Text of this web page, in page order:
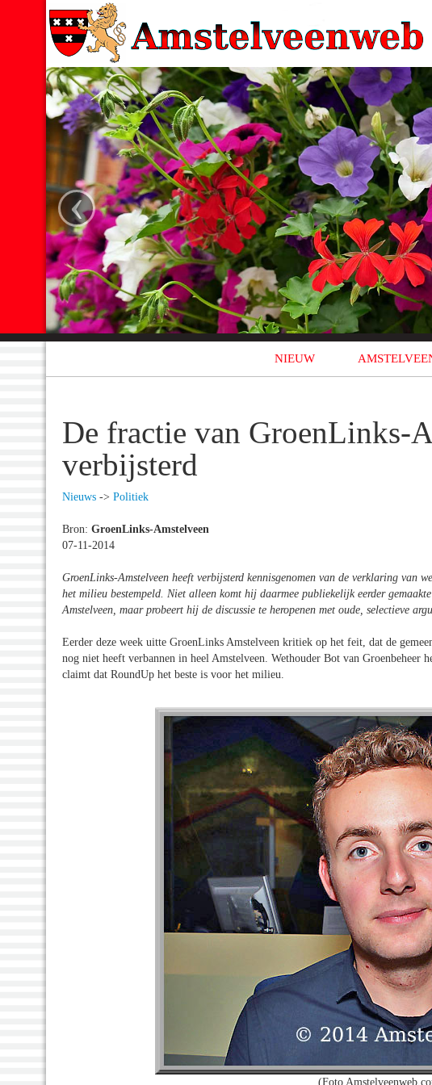
‹
NIEUW
De fractie van GroenLinks-
verbijsterd
Nieuws -> Politiek
Bron: GroenLinks-Amstelveen
07-11-2014
GroenLinks-Amstelveen heeft verbijsterd kennisgenomen van de verklaring
het milieu bestempeld. Niet alleen komt hij daarmee publiekelijk eerder
Amstelveen, maar probeert hij de discussie te heropenen met oude, selectieve
Eerder deze week uitte GroenLinks Amstelveen kritiek op het feit, dat de
nog niet heeft verbannen in heel Amstelveen. Wethouder Bot van
claimt dat RoundUp het beste is voor het milieu.
(Foto